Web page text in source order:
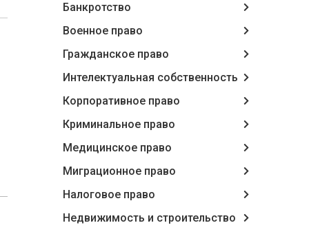
Банкротство
Военное право
Гражданское право
Интелектуальная собственность
Корпоративное право
Криминальное право
Медицинское право
Миграционное право
Налоговое право
Недвижимость и строительство